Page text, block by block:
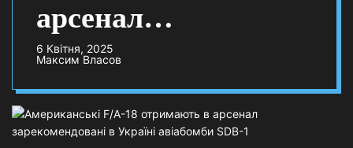
арсенал
зарекомендовані в
Україні авіабомби
SDB-1
6 Квітня, 2025
Максим Власов